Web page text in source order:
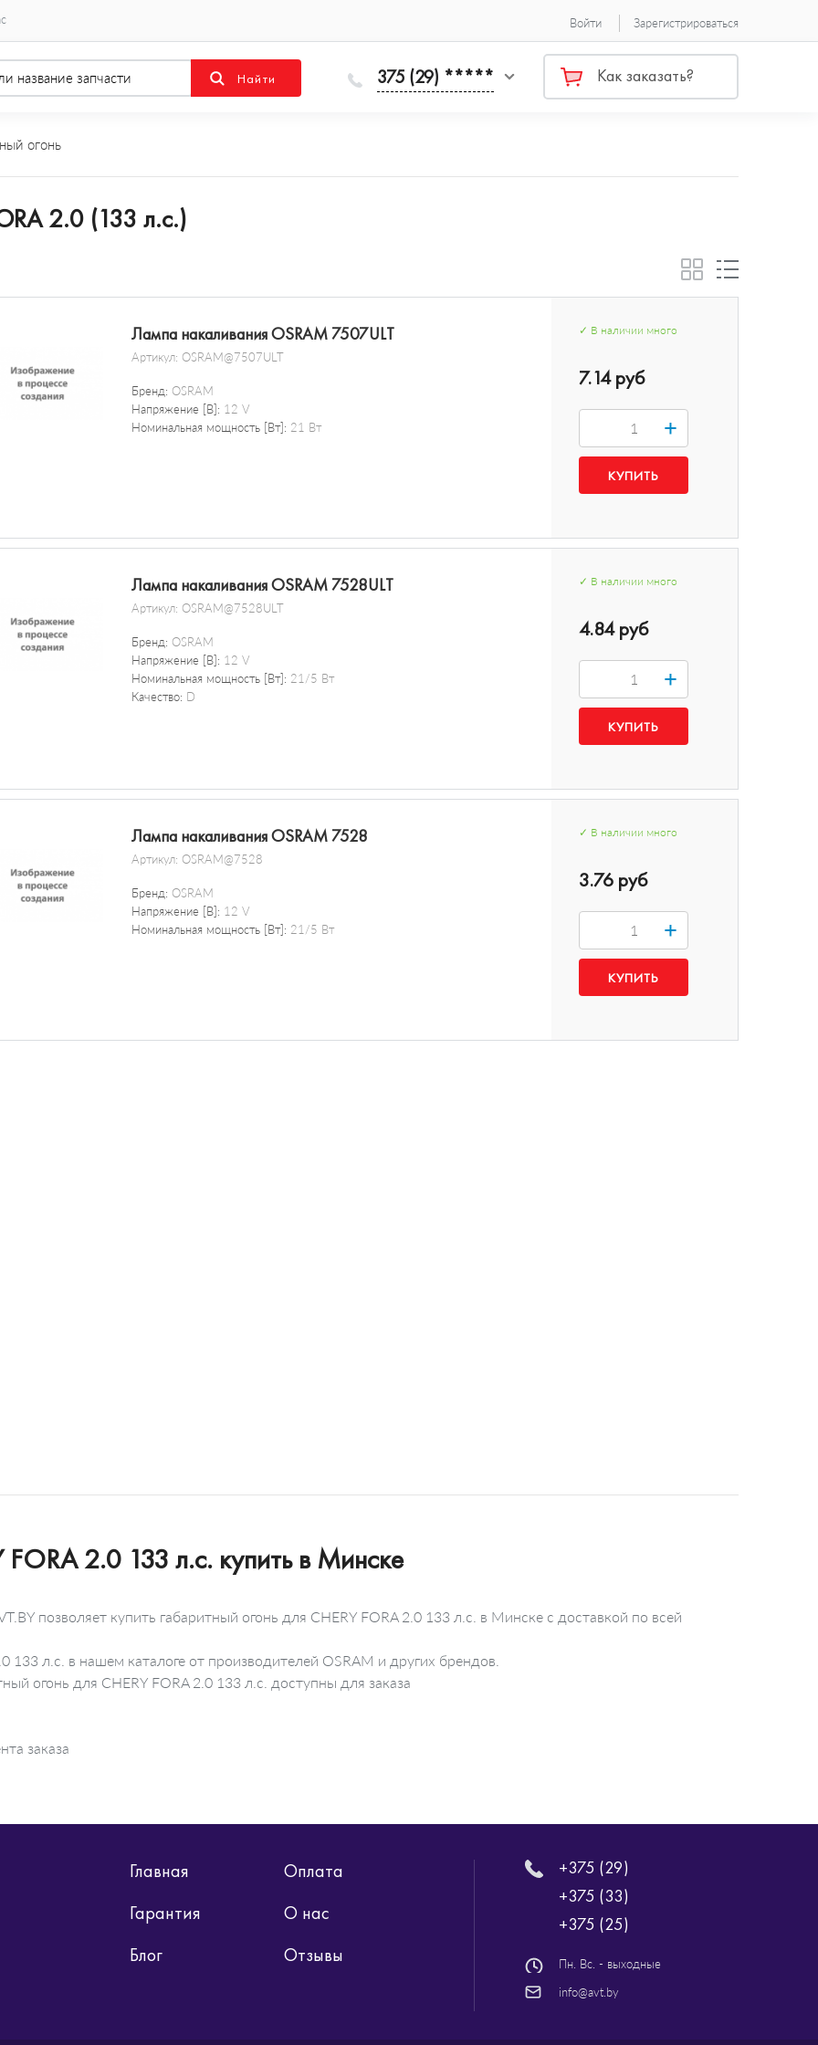
Войти Зарегистрироваться
375 (29) ***** Как заказать?
огонь
2.0 (133 л.с.)
Лампа накаливания OSRAM 7507ULT
Артикул: OSRAM@7507ULT
Бренд: OSRAM
Напряжение [В]: 12 V
Номинальная мощность [Вт]: 21 Вт
✓ В наличии много
7.14 руб
+
Лампа накаливания OSRAM 7528ULT
Артикул: OSRAM@7528ULT
Бренд: OSRAM
Напряжение [В]: 12 V
Номинальная мощность [Вт]: 21/5 Вт
Качество: D
✓ В наличии много
4.84 руб
+
Лампа накаливания OSRAM 7528
Артикул: OSRAM@7528
Бренд: OSRAM
Напряжение [В]: 12 V
Номинальная мощность [Вт]: 21/5 Вт
✓ В наличии много
3.76 руб
+
FORA 2.0 133 л.с. купить в Минске
позволяет купить габаритный огонь для CHERY FORA 2.0 133 л.с. в Минске с доставкой по всей
133 л.с. в нашем каталоге от производителей OSRAM и других брендов.
огонь для CHERY FORA 2.0 133 л.с. доступны для заказа
заказа
Главная
Оплата
Гарантия
О нас
Блог
Отзывы
+375 (29)
+375 (33)
+375 (25)
Пн. Вс. - выходные
info@avt.by